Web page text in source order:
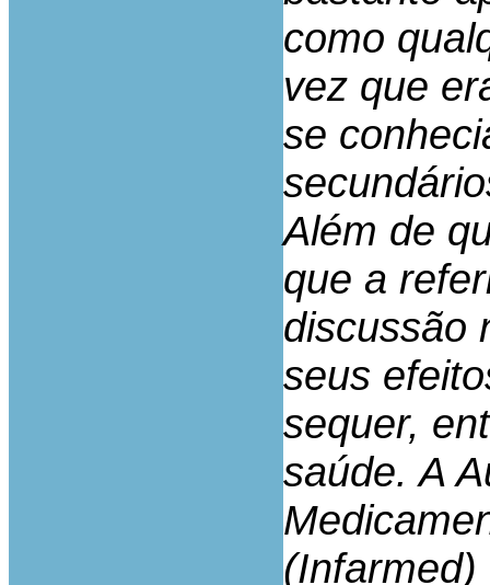
como
vez que
se
Além de
que a
discussão
seus
sequer,
saúde. A
(Infarmed)